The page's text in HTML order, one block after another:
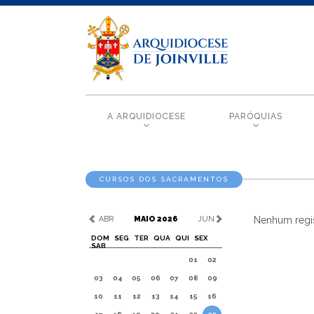
A ARQUIDIOCESE PARÓQUIAS
CURSOS DOS SACRAMENTOS
ABR MAIO 2026 JUN
DOM SEG TER QUA QUI
SEX
SAB
01
02
03 04 05 06 07 08 09
10 11 12 13 14 15 16
Nenhum